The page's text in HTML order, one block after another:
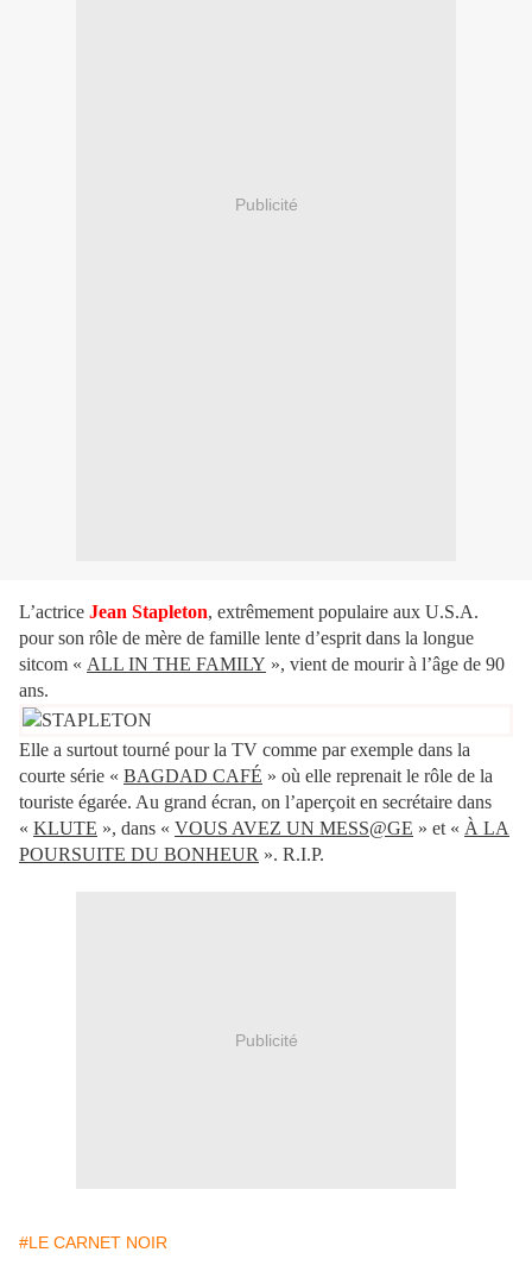
Publicité
L’actrice Jean Stapleton, extrêmement populaire aux U.S.A.
pour son rôle de mère de famille lente d’esprit dans la longue
sitcom « ALL IN THE FAMILY », vient de mourir à l’âge de 90
ans.
Elle a surtout tourné pour la TV comme par exemple dans la
courte série « BAGDAD CAFÉ » où elle reprenait le rôle de la
touriste égarée. Au grand écran, on l’aperçoit en secrétaire dans
« KLUTE », dans « VOUS AVEZ UN MESS@GE » et « À LA
POURSUITE DU BONHEUR ». R.I.P.
Publicité
#LE CARNET NOIR